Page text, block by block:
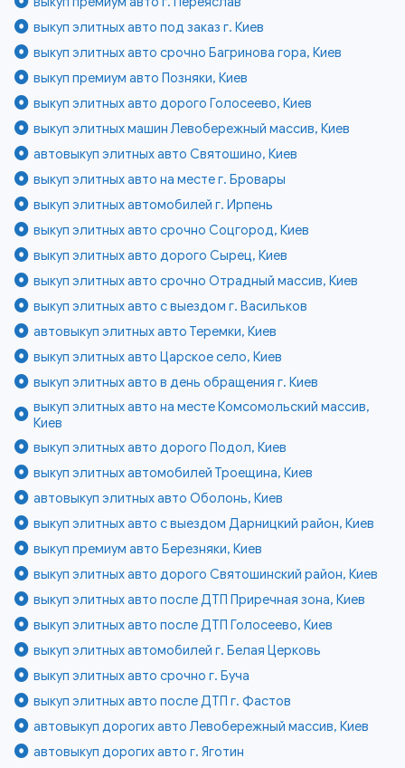
выкуп элитных авто под заказ г. Киев
выкуп элитных авто срочно Багринова гора, Киев
выкуп премиум авто Позняки, Киев
выкуп элитных авто дорого Голосеево, Киев
выкуп элитных машин Левобережный массив, Киев
автовыкуп элитных авто Святошино, Киев
выкуп элитных авто на месте г. Бровары
выкуп элитных автомобилей г. Ирпень
выкуп элитных авто срочно Соцгород, Киев
выкуп элитных авто дорого Сырец, Киев
выкуп элитных авто срочно Отрадный массив, Киев
выкуп элитных авто с выездом г. Васильков
автовыкуп элитных авто Теремки, Киев
выкуп элитных авто Царское село, Киев
выкуп элитных авто в день обращения г. Киев
выкуп элитных авто на месте Комсомольский массив,
Киев
выкуп элитных авто дорого Подол, Киев
выкуп элитных автомобилей Троещина, Киев
автовыкуп элитных авто Оболонь, Киев
выкуп элитных авто с выездом Дарницкий район, Киев
выкуп премиум авто Березняки, Киев
выкуп элитных авто дорого Святошинский район, Киев
выкуп элитных авто после ДТП Приречная зона, Киев
выкуп элитных авто после ДТП Голосеево, Киев
выкуп элитных автомобилей г. Белая Церковь
выкуп элитных авто срочно г. Буча
выкуп элитных авто после ДТП г. Фастов
автовыкуп дорогих авто Левобережный массив, Киев
автовыкуп дорогих авто г. Яготин